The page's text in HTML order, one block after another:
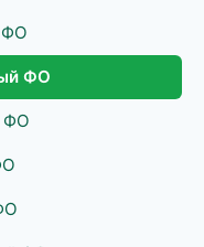
ФО
ФО
ФО